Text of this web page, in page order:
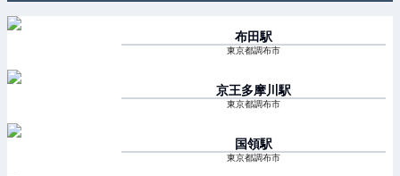
布田駅
東京都調布市
京王多摩川 駅
東京都調布市
国領駅
東京都調布市